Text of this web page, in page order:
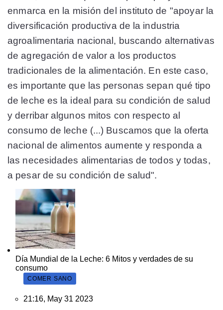
enmarca en la misión del instituto de "apoyar la
diversificación productiva de la industria
agroalimentaria nacional, buscando alternativas
de agregación de valor a los productos
tradicionales de la alimentación. En este caso,
es importante que las personas sepan qué tipo
de leche es la ideal para su condición de salud
y derribar algunos mitos con respecto al
consumo de leche (...) Buscamos que la oferta
nacional de alimentos aumente y responda a
las necesidades alimentarias de todos y todas,
a pesar de su condición de salud".
Día Mundial de la Leche: 6 Mitos y verdades de su
consumo
COMER SANO
21:16, May 31 2023